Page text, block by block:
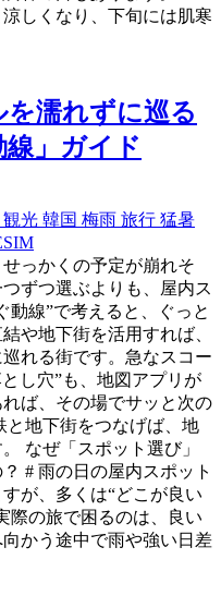
しくなり、下旬には肌寒
濡れずに巡る
」ガイド
光 韓国 梅雨 旅行 猛暑
っかくの予定が崩れそ
ずつ選ぶよりも、屋内ス
動線”で考えると、ぐっと
や地下街を活用すれば、
れる街です。急なスコー
し穴”も、地図アプリが
ば、その場でサッと次の
と地下街をつなげば、地
なぜ「スポット選び」
# 雨の日の屋内スポット
が、多くは“どこが良い
際の旅で困るのは、良い
かう途中で雨や強い日差